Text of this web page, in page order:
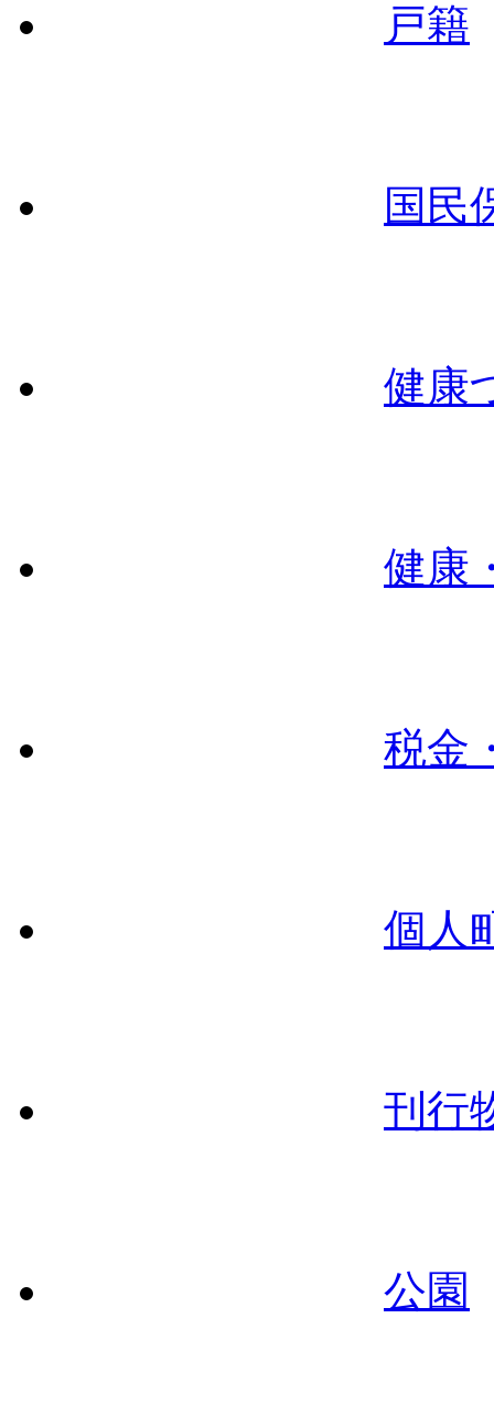
戸籍
国民
健康
健康
税金
個人
刊行
公園